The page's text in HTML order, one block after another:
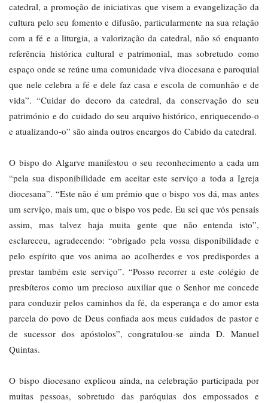
catedral, a promoção de iniciativas que visem a evangelização da
cultura pelo seu fomento e difusão, particularmente na sua relação
com a fé e a liturgia, a valorização da catedral, não só enquanto
referência histórica cultural e patrimonial, mas sobretudo como
espaço onde se reúne uma comunidade viva diocesana e paroquial
que nele celebra a fé e dele faz casa e escola de comunhão e de
vida”. “Cuidar do decoro da catedral, da conservação do seu
património e do cuidado do seu arquivo histórico, enriquecendo-o
e atualizando-o” são ainda outros encargos do Cabido da catedral.
O bispo do Algarve manifestou o seu reconhecimento a cada um
“pela sua disponibilidade em aceitar este serviço a toda a Igreja
diocesana”. “Este não é um prémio que o bispo vos dá, mas antes
um serviço, mais um, que o bispo vos pede. Eu sei que vós pensais
assim, mas talvez haja muita gente que não entenda isto”,
esclareceu, agradecendo: “obrigado pela vossa disponibilidade e
pelo espírito que vos anima ao acolherdes e vos predispordes a
prestar também este serviço”. “Posso recorrer a este colégio de
presbíteros como um precioso auxiliar que o Senhor me concede
para conduzir pelos caminhos da fé, da esperança e do amor esta
parcela do povo de Deus confiada aos meus cuidados de pastor e
de sucessor dos apóstolos”, congratulou-se ainda D. Manuel
Quintas.
O bispo diocesano explicou ainda, na celebração participada por
muitas pessoas, sobretudo das paróquias dos empossados e